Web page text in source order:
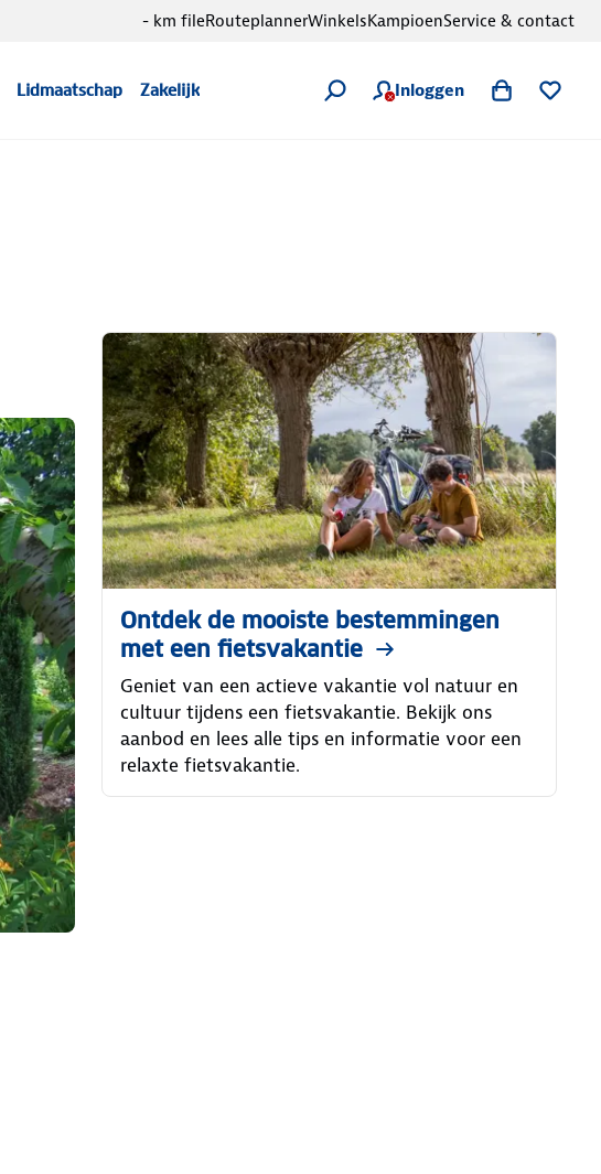
Lidmaatschap Zakelijk Inloggen
- km fileRouteplannerWinkelsKampioenService & contact
Ontdek de mooiste bestemmingen
met een fietsvakantie
Geniet van een actieve vakantie vol natuur en
cultuur tijdens een fietsvakantie. Bekijk ons
aanbod en lees alle tips en informatie voor een
relaxte fietsvakantie.